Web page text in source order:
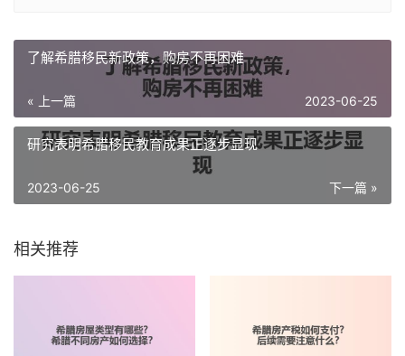
了解希腊移民新政策，购房不再困难
« 上一篇 2023-06-25
研究表明希腊移民教育成果正逐步显现
下一篇 »
2023-06-25
相关推荐